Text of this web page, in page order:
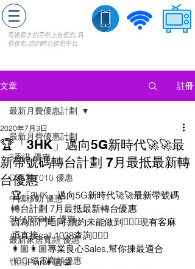
香港最大的手機上台優惠, 月
費優惠,續約轉台優惠平台
文章 註冊
最新月費優惠計劃
3香港 優惠
CSL和1010 優惠
中國移動 優惠
SMARTONE 優惠
最新家居寬頻 優惠
HGC 環電寬頻優惠
最新月費優惠計劃
🏆「3HK」邁向5G新時代🚀🚀最
新帶號碼轉台計劃 7月最抵最新轉
台優惠
2020年7月3日
🏆「3HK」邁向5G新時代🚀🚀最新帶號碼
轉台計劃 7月最抵最新轉台優惠
因為部門唔同.續約未能做到🙇🏻‍♂️現有客麻
煩直接call 1038查詢🙇🏻‍♂️
👩🏼👩🏼專業良心Sales,幫你揀最適合
🙋🏻‍♀️Plan👩🏼‍💻